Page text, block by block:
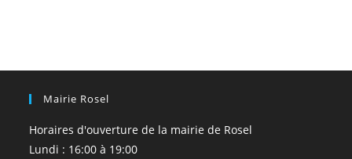
Mairie Rosel
Horaires d'ouverture de la mairie de Rosel
Lundi : 16:00 à 19:00